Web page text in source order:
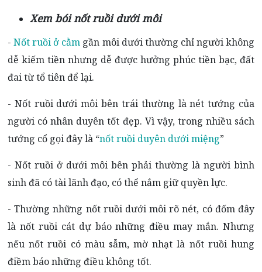
Xem bói nốt ruồi dưới môi
-Nốt ruồi ở cằm gần môi dưới thường chỉ người không
dễ kiếm tiền nhưng dễ được hưởng phúc tiền bạc, đất
đai từ tổ tiên để lại.
- Nốt ruồi dưới môi bên trái thường là nét tướng của
người có nhân duyên tốt đẹp. Vì vậy, trong nhiều sách
tướng cổ gọi đây là “nốt ruồi duyên dưới miệng”
- Nốt ruồi ở dưới môi bên phải thường là người bình
sinh đã có tài lãnh đạo, có thể nắm giữ quyền lực.
- Thường những nốt ruồi dưới môi rõ nét, có đốm đây
là nốt ruồi cát dự báo những điều may mắn. Nhưng
nếu nốt ruồi có màu sẫm, mờ nhạt là nốt ruồi hung
điềm báo những điều không tốt.